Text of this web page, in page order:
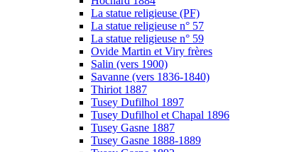
La statue religieuse (PF)
La statue religieuse n° 57
La statue religieuse n° 59
Ovide Martin et Viry frères
Salin (vers 1900)
Savanne (vers 1836-1840)
Thiriot 1887
Tusey Dufilhol 1897
Tusey Dufilhol et Chapal 1896
Tusey Gasne 1887
Tusey Gasne 1888-1889